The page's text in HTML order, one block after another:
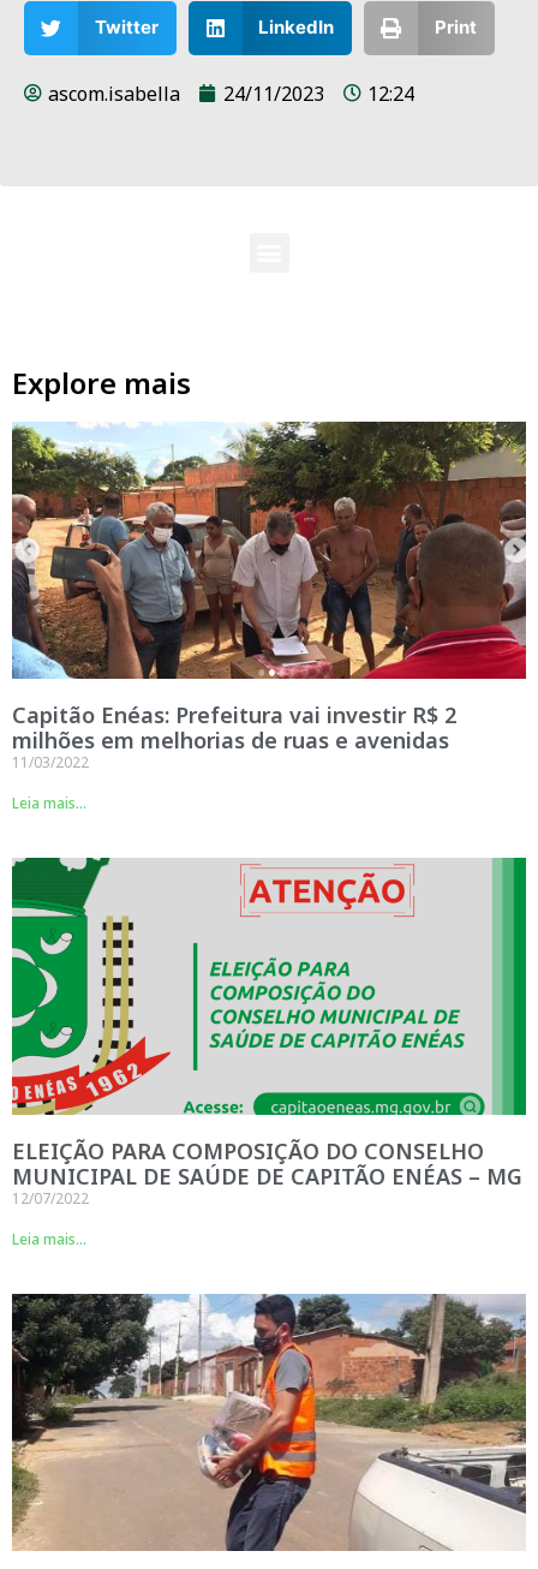
Twitter LinkedIn Print
ascom.isabella 24/11/2023 12:24
Explore mais
Capitão Enéas: Prefeitura vai investir R$ 2
milhões em melhorias de ruas e avenidas
11/03/2022
Leia mais...
ELEIÇÃO PARA COMPOSIÇÃO DO CONSELHO
MUNICIPAL DE SAÚDE DE CAPITÃO ENÉAS – MG
12/07/2022
Leia mais...